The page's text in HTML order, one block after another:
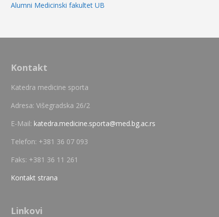
Alumni Medicinski fakultet UB
Kontakt
Katedra medicine sporta
Adresa: Višegradska 26/2
E-Mail: katedra.medicine.sporta@med.bg.ac.rs
Telefon: +381 36 07 093
Faks: +381 36 11 261
Kontakt strana
Linkovi